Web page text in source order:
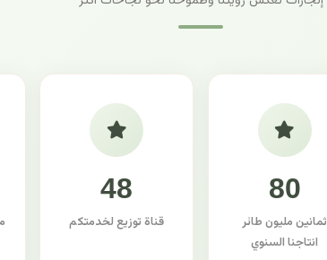
80
ثمانين مليون طائر
انتاجنا السنوي
48
قناة توزيع لخدمتكم